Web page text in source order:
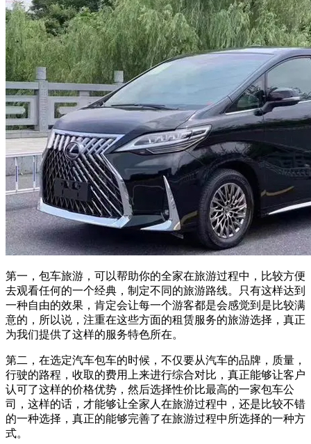
第一，包车旅游，可以帮助你的全家在旅游过程中，比较方便
去观看任何的一个经典，制定不同的旅游路线。只有这样达到
一种自由的效果，肯定会让每一个游客都是会感觉到是比较满
意的，所以说，注重在这些方面的租赁服务的旅游选择，真正
为我们提供了这样的服务特色所在。
第二，在选定汽车包车的时候，不仅要从汽车的品牌，质量，
行驶的路程，收取的费用上来进行综合对比，真正能够让客户
认可了这样的价格优势，然后选择性价比最高的一家包车公
司，这样的话，才能够让全家人在旅游过程中，还是比较不错
的一种选择，真正的能够完善了在旅游过程中所选择的一种方
式。